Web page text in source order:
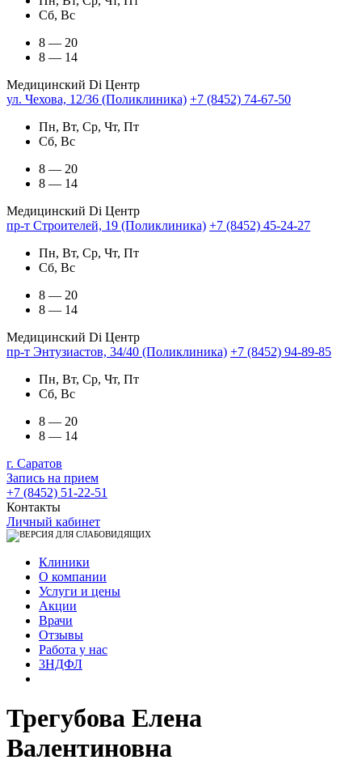
Сб, Вс
8 — 20
8 — 14
Медицинский Di Центр
ул. Чехова, 12/36 (Поликлиника) +7 (8452) 74-67-50
Пн, Вт, Ср, Чт, Пт
Сб, Вс
8 — 20
8 — 14
Медицинский Di Центр
пр-т Строителей, 19 (Поликлиника) +7 (8452) 45-24-27
Пн, Вт, Ср, Чт, Пт
Сб, Вс
8 — 20
8 — 14
Медицинский Di Центр
пр-т Энтузиастов, 34/40 (Поликлиника) +7 (8452) 94-89-85
Пн, Вт, Ср, Чт, Пт
Сб, Вс
8 — 20
8 — 14
г. Саратов
Запись на прием
+7 (8452) 51-22-51
Контакты
Личный кабинет
Клиники
О компании
Услуги и цены
Акции
Врачи
Отзывы
Работа у нас
3НДФЛ
Трегубова Елена
Валентиновна